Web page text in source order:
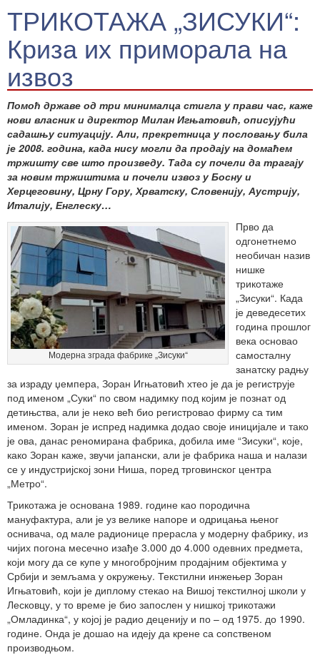
ТРИКОТАЖА „ЗИСУКИ“:
Криза их приморала на
извоз
Помоћ државе од три минималца стигла у прави час, каже
нови власник и директор Милан Игњатовић, описујући
садашњу ситуацију. Али, прекретница у пословању била
је 2008. година, када нису могли да продају на домаћем
тржишту све што произведу. Тада су почели да трагају
за новим тржиштима и почели извоз у Босну и
Херцеговину, Црну Гору, Хрватску, Словенију, Аустрију,
Италију, Енглеску…
Модерна зграда фабрике „Зисуки“
Прво да
одгонетнемо
необичан назив
нишке
трикотаже
„Зисуки“. Када
је деведесетих
година прошлог
века основао
самосталну
занатску радњу
за израду џемпера, Зоран Игњатовић хтео је да је региструје
под именом „Суки“ по свом надимку под којим је познат од
детињства, али је неко већ био регистровао фирму са тим
именом. Зоран је испред надимка додао своје иницијале и тако
је ова, данас реномирана фабрика, добила име “Зисуки“, које,
како Зоран каже, звучи јапански, али је фабрика наша и налази
се у индустријској зони Ниша, поред трговинског центра
„Метро“.
Трикотажа је основана 1989. године као породична
мануфактура, али је уз велике напоре и одрицања њеног
оснивача, од мале радионице прерасла у модерну фабрику, из
чијих погона месечно изађе 3.000 дo 4.000 одевних предмета,
који могу да се купе у многобрoјним продајним објектима у
Србији и земљама у окружењу. Текстилни инжењер Зоран
Игњатовић, који је диплому стекао на Вишој текстилној школи у
Лесковцу, у то време је био запослен у нишкој трикотажи
„Омладинка“, у којој је радио деценију и по – од 1975. до 1990.
године. Онда је дошао на идеју да крене са сопственом
производњом.